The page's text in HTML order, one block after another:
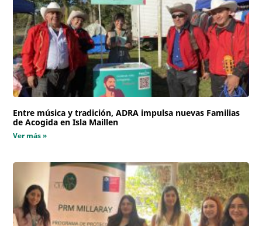
Entre música y tradición, ADRA impulsa nuevas Familias
de Acogida en Isla Maillen
Ver más »